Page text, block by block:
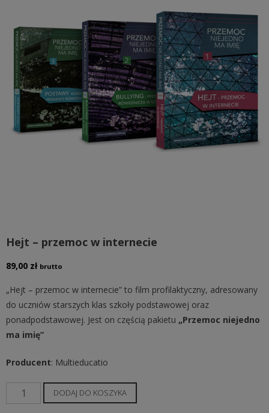
Hejt – przemoc w internecie
89,00 zł brutto
„Hejt – przemoc w internecie” to film profilaktyczny, adresowany
do uczniów starszych klas szkoły podstawowej oraz
ponadpodstawowej. Jest on częścią pakietu „Przemoc niejedno
ma imię”
Producent: Multieducatio
ilość
Hejt
DODAJ DO KOSZYKA